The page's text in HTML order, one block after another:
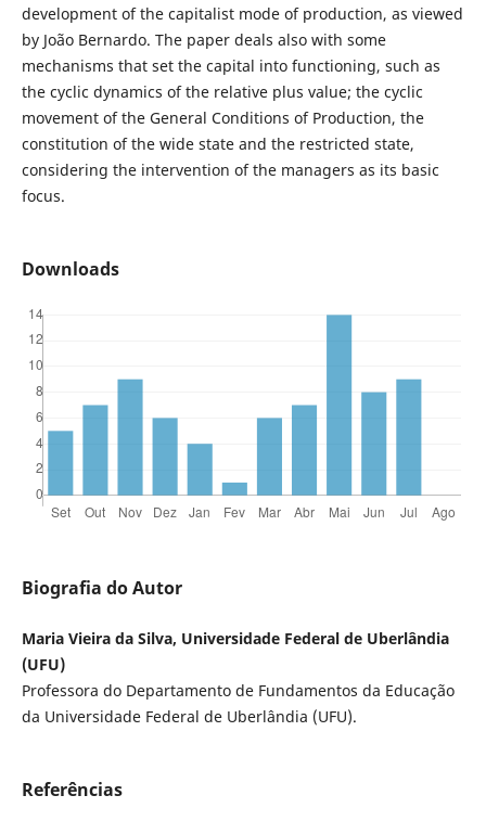
development of the capitalist mode of production, as viewed
by João Bernardo. The paper deals also with some
mechanisms that set the capital into functioning, such as
the cyclic dynamics of the relative plus value; the cyclic
movement of the General Conditions of Production, the
constitution of the wide state and the restricted state,
considering the intervention of the managers as its basic
focus.
Downloads
Biografia do Autor
Maria Vieira da Silva, Universidade Federal de Uberlândia
(UFU)
Professora do Departamento de Fundamentos da Educação
da Universidade Federal de Uberlândia (UFU).
Referências